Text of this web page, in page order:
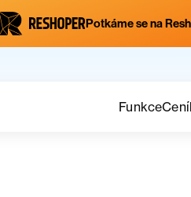
Potkáme se na
Funkce